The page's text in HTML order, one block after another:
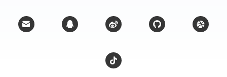
血虚、阴虚体质尤宜；心阴虚体质尤宜